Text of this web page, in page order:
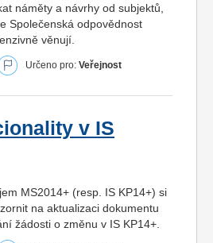
náměty a návrhy od subjektů,
Společenská odpovědnost
věnují.
Určeno pro: Veřejnost
v IS
MS2014+ (resp. IS KP14+) si
na aktualizaci dokumentu
žádosti o změnu v IS KP14+.